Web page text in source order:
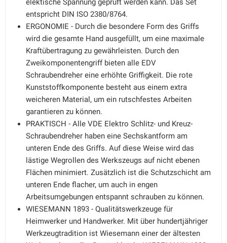
elektische Spannung geprüft werden kann. Das Set
entspricht DIN ISO 2380/8764.
ERGONOMIE - Durch die besondere Form des Griffs
wird die gesamte Hand ausgefüllt, um eine maximale
Kraftübertragung zu gewährleisten. Durch den
Zweikomponentengriff bieten alle EDV
Schraubendreher eine erhöhte Griffigkeit. Die rote
Kunststoffkomponente besteht aus einem extra
weicheren Material, um ein rutschfestes Arbeiten
garantieren zu können.
PRAKTISCH - Alle VDE Elektro Schlitz- und Kreuz-
Schraubendreher haben eine Sechskantform am
unteren Ende des Griffs. Auf diese Weise wird das
lästige Wegrollen des Werkszeugs auf nicht ebenen
Flächen minimiert. Zusätzlich ist die Schutzschicht am
unteren Ende flacher, um auch in engen
Arbeitsumgebungen entspannt schrauben zu können.
WIESEMANN 1893 - Qualitätswerkzeuge für
Heimwerker und Handwerker. Mit über hundertjähriger
Werkzeugtradition ist Wiesemann einer der ältesten